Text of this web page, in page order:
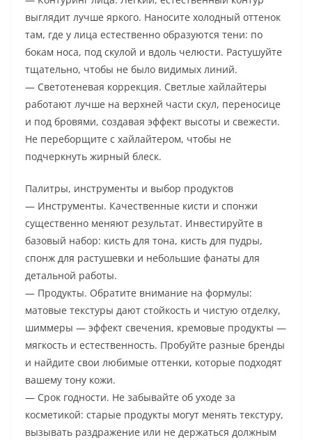
выглядит лучше яркого. Наносите холодный оттенок
там, где у лица естественно образуются тени: по
бокам носа, под скулой и вдоль челюсти. Растушуйте
тщательно, чтобы не было видимых линий.
— Светотеневая коррекция. Светлые хайлайтеры
работают лучше на верхней части скул, переносице
и под бровями, создавая эффект высоты и свежести.
Не переборщите с хайлайтером, чтобы не
подчеркнуть жирный блеск.
Палитры, инструменты и выбор продуктов
— Инструменты. Качественные кисти и спонжи
существенно меняют результат. Инвестируйте в
базовый набор: кисть для тона, кисть для пудры,
спонж для растушевки и небольшие фанаты для
детальной работы.
— Продукты. Обратите внимание на формулы:
матовые текстуры дают стойкость и чистую отделку,
шиммеры — эффект свечения, кремовые продукты —
мягкость и естественность. Пробуйте разные бренды
и найдите свои любимые оттенки, которые подходят
вашему тону кожи.
— Срок годности. Не забывайте об уходе за
косметикой: старые продукты могут менять текстуру,
вызывать раздражение или не держаться должным